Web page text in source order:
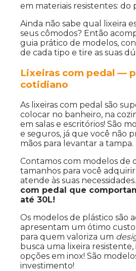
em materiais resistentes: do
Ainda não sabe qual lixeira
seus cômodos? Então
guia prático de modelos,
de cada tipo e tire as suas
Lixeiras com pedal —
cotidiano
As lixeiras com pedal são
colocar no banheiro, na
em salas e escritórios! São
e seguros, já que você não
mãos para levantar a tampa.
Contamos com modelos de
tamanhos para você
atende às suas
com pedal que
até 30L!
Os modelos de plástico são
apresentam um ótimo
para quem valoriza um
busca uma lixeira resistente,
opções em inox! São
investimento!